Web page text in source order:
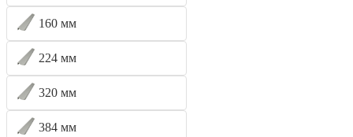
160 мм
224 мм
320 мм
384 мм